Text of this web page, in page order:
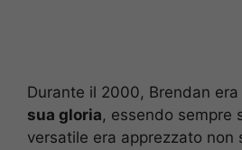
Durante il 2000, Brendan era
sua gloria, essendo sempre
versatile era apprezzato non